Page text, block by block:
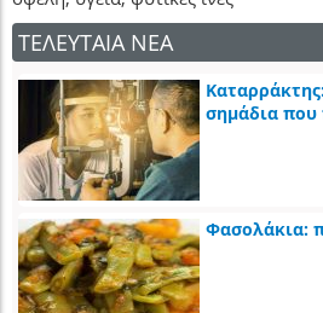
ΤΕΛΕΥΤΑΙΑ ΝΕΑ
σημάδια που
Φασολάκια: